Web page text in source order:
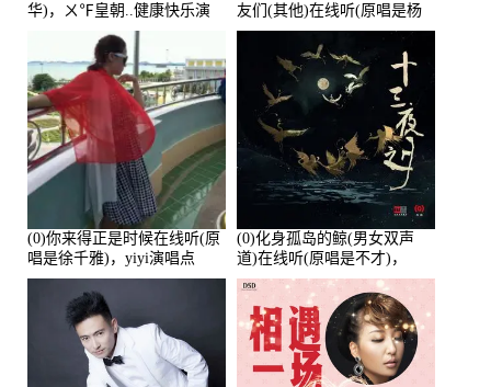
华)，ㄨ℉皇朝..健康快乐演
友们(其他)在线听(原唱是杨
培安)，老乔演唱点播:23714
(0)你来得正是时候在线听(原
唱是徐千雅)，yiyi演唱点
播:21991次
(0)化身孤岛的鲸(男女双声
道)在线听(原唱是不才)，
HGBai演唱点播:19428次